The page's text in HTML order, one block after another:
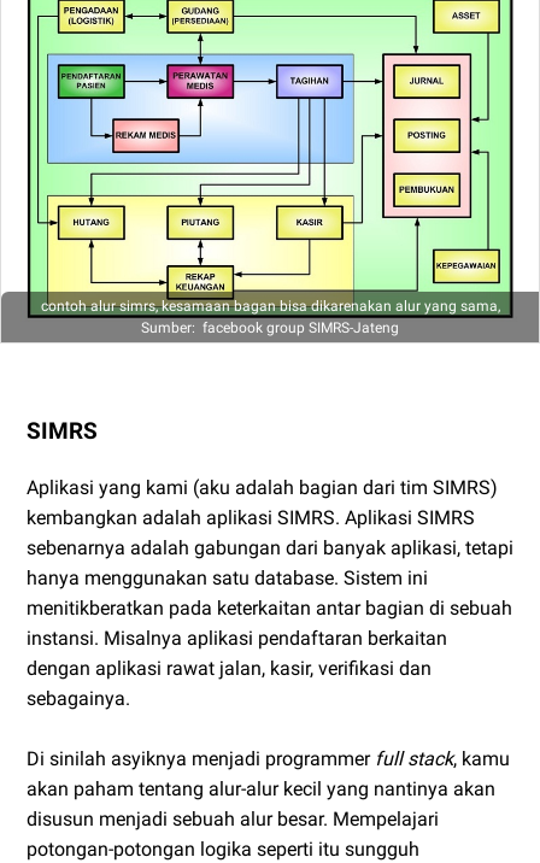
contoh alur simrs, kesamaan bagan bisa dikarenakan alur yang sama,
Sumber: facebook group SIMRS-Jateng
SIMRS
Aplikasi yang kami (aku adalah bagian dari tim SIMRS)
kembangkan adalah aplikasi SIMRS. Aplikasi SIMRS
sebenarnya adalah gabungan dari banyak aplikasi, tetapi
hanya menggunakan satu database. Sistem ini
menitikberatkan pada keterkaitan antar bagian di sebuah
instansi. Misalnya aplikasi pendaftaran berkaitan
dengan aplikasi rawat jalan, kasir, verifikasi dan
sebagainya.
Di sinilah asyiknya menjadi programmer full stack, kamu
akan paham tentang alur-alur kecil yang nantinya akan
disusun menjadi sebuah alur besar. Mempelajari
potongan-potongan logika seperti itu sungguh